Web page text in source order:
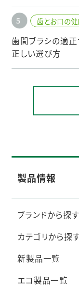
歯とお口の
歯間ブラシの適
正しい選び方
製品情報
ブランドから探す
カテゴリから探
新製品一覧
エコ製品一覧